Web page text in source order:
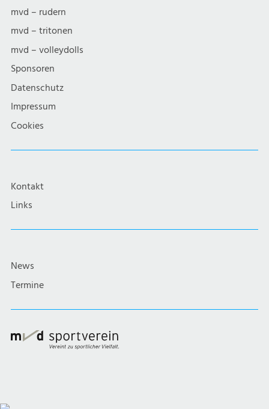
mvd – rudern
mvd – tritonen
mvd – volleydolls
Sponsoren
Datenschutz
Impressum
Cookies
Kontakt
Links
News
Termine